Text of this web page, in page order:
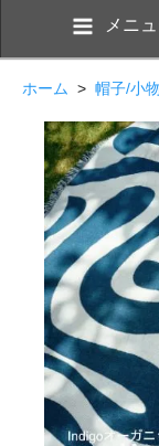
メニ
ホーム > 帽子/小物